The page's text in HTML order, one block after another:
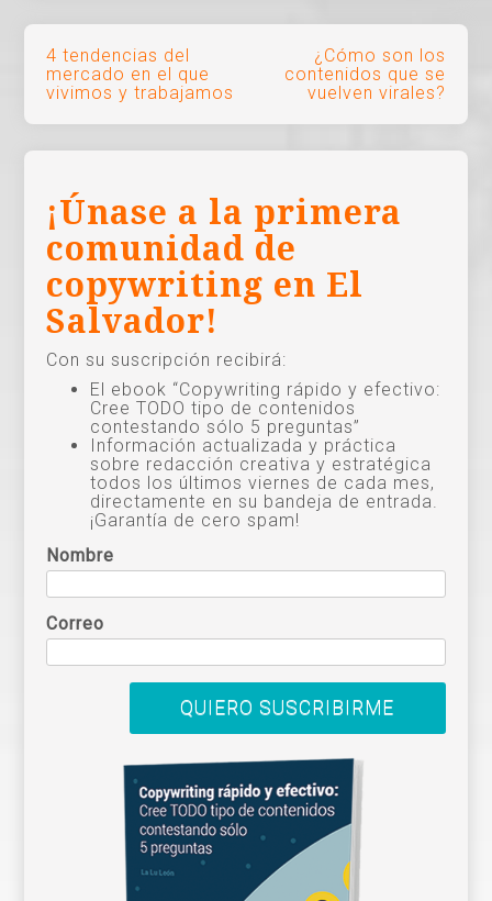
Navegación
de
entradas
4 tendencias del
mercado en el que
vivimos y trabajamos
¿Cómo son los
contenidos que se
vuelven virales?
¡Únase a la primera
comunidad de
copywriting en El
Salvador!
Con su suscripción recibirá:
El ebook “Copywriting rápido y efectivo:
Cree TODO tipo de contenidos
contestando sólo 5 preguntas”
Información actualizada y práctica
sobre redacción creativa y estratégica
todos los últimos viernes de cada mes,
directamente en su bandeja de entrada.
¡Garantía de cero spam!
Nombre
Correo